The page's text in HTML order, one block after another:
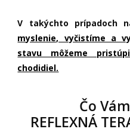
V takýchto prípadoch
myslenie, vyčistíme a
stavu môžeme
chodidiel.
Čo
REFLEXNÁ